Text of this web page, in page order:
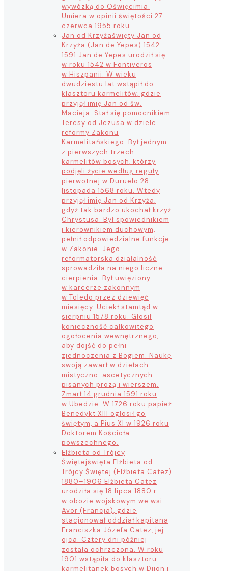
wywózką do Oświęcimia.
Umiera w opinii świętości 27
czerwca 1955 roku.
Jan od Krzyżaświęty Jan od
Krzyża (Jan de Yepes) 1542–
1591 Jan de Yepes urodził się
w roku 1542 w Fontiveros
w Hiszpanii. W wieku
dwudziestu lat wstąpił do
klasztoru karmelitów, gdzie
przyjął imię Jan od św.
Macieja. Stał się pomocnikiem
Teresy od Jezusa w dziele
reformy Zakonu
Karmelitańskiego. Był jednym
z pierwszych trzech
karmelitów bosych, którzy
podjęli życie według reguły
pierwotnej w Duruelo 28
listopada 1568 roku. Wtedy
przyjął imię Jan od Krzyża,
gdyż tak bardzo ukochał krzyż
Chrystusa. Był spowiednikiem
i kierownikiem duchowym,
pełnił odpowiedzialne funkcje
w Zakonie. Jego
reformatorska działalność
sprowadziła na niego liczne
cierpienia. Był uwięziony
w karcerze zakonnym
w Toledo przez dziewięć
miesięcy. Uciekł stamtąd w
sierpniu 1578 roku. Głosił
konieczność całkowitego
ogołocenia wewnętrznego,
aby dojść do pełni
zjednoczenia z Bogiem. Naukę
swoją zawarł w dziełach
mistyczno-ascetycznych
pisanych prozą i wierszem.
Zmarł 14 grudnia 1591 roku
w Ubedzie. W 1726 roku papież
Benedykt XIII ogłosił go
świętym, a Pius XI w 1926 roku
Doktorem Kościoła
powszechnego.
Elżbieta od Trójcy
Świętejświęta Elżbieta od
Trójcy Świętej (Elżbieta Catez)
1880–1906 Elżbieta Catez
urodziła się 18 lipca 1880 r.
w obozie wojskowym we wsi
Avor (Francja), gdzie
stacjonował oddział kapitana
Franciszka Józefa Catez, jej
ojca. Cztery dni później
została ochrzczona. W roku
1901 wstąpiła do klasztoru
karmelitanek bosych w Dijon i